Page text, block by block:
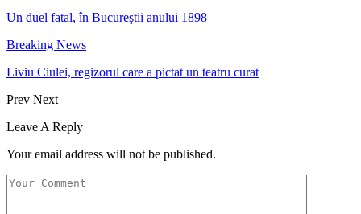
Un duel fatal, în Bucureştii anului 1898
Breaking News
Liviu Ciulei, regizorul care a pictat un teatru curat
Prev Next
Leave A Reply
Your email address will not be published.